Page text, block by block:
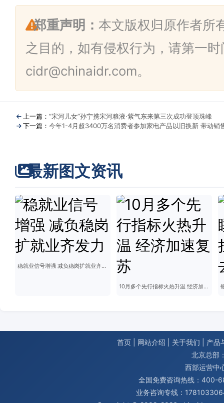
郑重声明： 本文版权归原作者所
之目的，如有侵权行为，请第一
cidr@chinaidr.com。
上一篇： “宋河儿女”孙宁携宋河粮液·紫气东来第三次成功登顶珠峰
下一篇： 今年1-4月超3400万名消费者参加家电产品以旧换新 带动销
最新图文资讯
稳就业信号增强 减负稳岗扩就业齐发力
10月多个先行指标火热升温 经济加速复苏
首页 网站介绍 关于我们
产品
北京总部
西部运营中
全国免费咨询热线：400-
业务咨询专线：